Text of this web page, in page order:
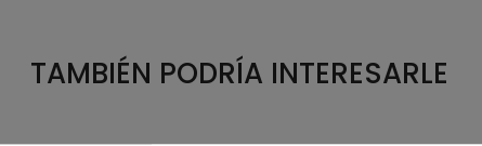
TAMBIÉN PODRÍA INTERESARLE